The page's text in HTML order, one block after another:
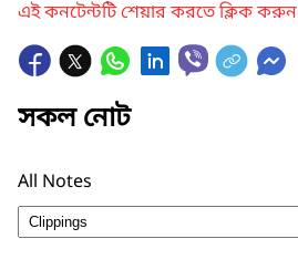
এই কনটেন্টটি শেয়ার করতে ক্লিক করুন
সকল নোট
All Notes